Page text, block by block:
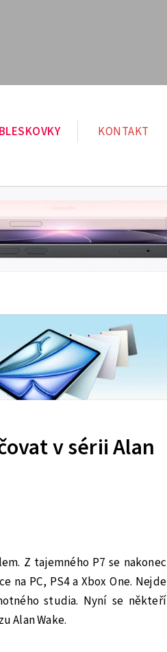
BLESKOVKY KONTAKT
v sérii Alan
Z tajemného P7 se nakonec
na PC, PS4 a Xbox One. Nejde
studia. Nyní se někteří
Alan Wake.